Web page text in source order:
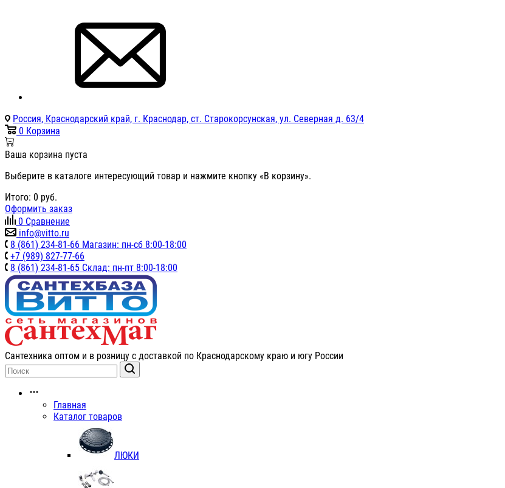
Россия, Краснодарский край, г. Краснодар, ст. Старокорсунская, ул. Северная д. 63/4
0 Корзина
Ваша корзина пуста
Выберите в каталоге интересующий товар и нажмите кнопку «В корзину».
Итого: 0 руб.
Оформить заказ
0 Сравнение
info@vitto.ru
8 (861) 234-81-66 Магазин: пн-сб 8:00-18:00
+7 (989) 827-77-66
8 (861) 234-81-65 Склад: пн-пт 8:00-18:00
Сантехника оптом и в розницу с доставкой по Краснодарскому краю и югу России
Главная
Каталог товаров
ЛЮКИ